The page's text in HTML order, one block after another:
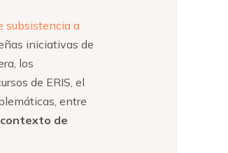
subsistencia a
iniciativas de
los
de ERIS, el
entre
de